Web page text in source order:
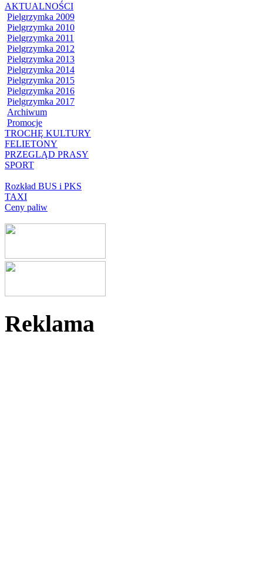
AKTUALNOŚCI
Pielgrzymka 2009
Pielgrzymka 2010
Pielgrzymka 2011
Pielgrzymka 2012
Pielgrzymka 2013
Pielgrzymka 2014
Pielgrzymka 2015
Pielgrzymka 2016
Pielgrzymka 2017
Archiwum
Promocje
TROCHĘ KULTURY
FELIETONY
PRZEGLĄD PRASY
SPORT
Rozkład BUS i PKS
TAXI
Ceny paliw
Reklama